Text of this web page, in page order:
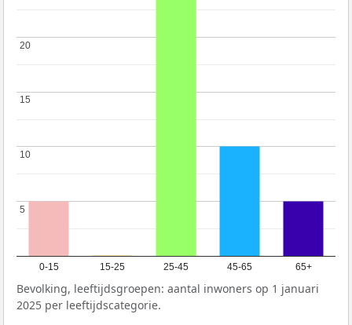
0-15 15-25 25-45 45-65 65+
5
5
10
10
15
15
20
20
Bevolking, leeftijdsgroepen: aantal inwoners op 1 januari
2025 per leeftijdscategorie.